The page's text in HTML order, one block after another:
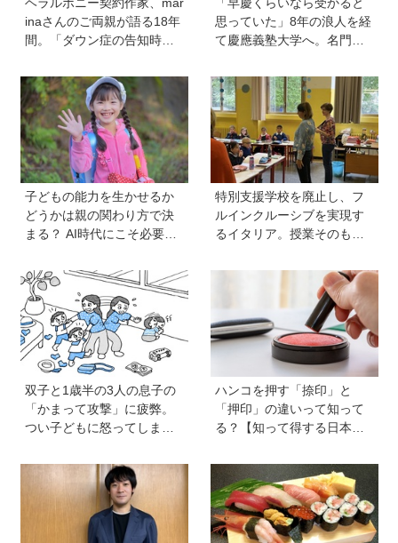
inaさんのご両親が語る18年
間。「ダウン症の告知時は
も前に進めた理由は…？ 古
代・宇宙文字のような《mar
ina-moji》が人気！
思っていた」8年の浪人を経
て慶應義塾大学へ。名門・
受験の反動からゲーム依存
症に。成績急降下から“いい
大学に入る”までの道のり
【慶應生よしださん｜前
編】
子どもの能力を生かせるか
どうかは親の関わり方で決
まる？ AI時代にこそ必要な
の伸ばし方と「愛される人
格」の育み方
特別支援学校を廃止し、フ
ルインクルーシブを実現す
るイタリア。授業そのもの
やすい形に【言語聴覚士 原
先生が伝える世界のインク
ルーシブ教育】
双子と1歳半の3人の息子の
「かまって攻撃」に疲弊。
つい子どもに怒ってしまい
先生の子育てお悩み相談
ハンコを押す「捺印」と
「押印」の違いって知って
る？【知って得する日本語